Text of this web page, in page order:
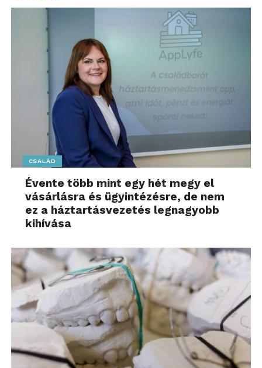
CSALÁD
Évente több mint egy hét megy el
vásárlásra és ügyintézésre, de nem
ez a háztartásvezetés legnagyobb
kihívása